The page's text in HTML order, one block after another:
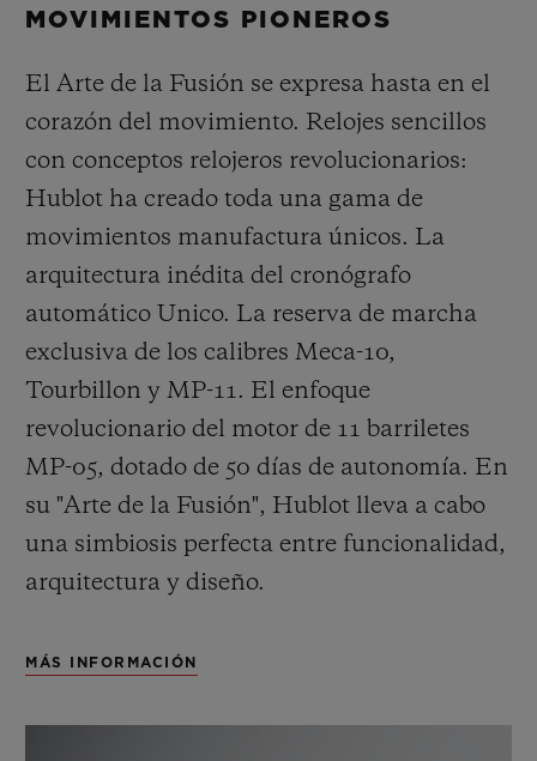
MOVIMIENTOS PIONEROS
El Arte de la Fusión se expresa hasta en el
corazón del movimiento. Relojes sencillos
con conceptos relojeros revolucionarios:
Hublot ha creado toda una gama de
movimientos manufactura únicos. La
arquitectura inédita del cronógrafo
automático Unico. La reserva de marcha
exclusiva de los calibres Meca-10,
Tourbillon y MP-11. El enfoque
revolucionario del motor de 11 barriletes
MP-05, dotado de 50 días de autonomía. En
su "Arte de la Fusión", Hublot lleva a cabo
una simbiosis perfecta entre funcionalidad,
arquitectura y diseño.
MÁS INFORMACIÓN